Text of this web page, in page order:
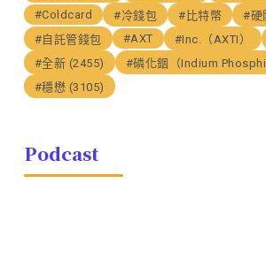
#Coldcard
#冷錢包 #比特幣
#硬
#自託管錢包
#AXT #Inc.（AXTI）
#全新 (2455)
#磷化銦（Indium
#穩懋 (3105)
Podcast